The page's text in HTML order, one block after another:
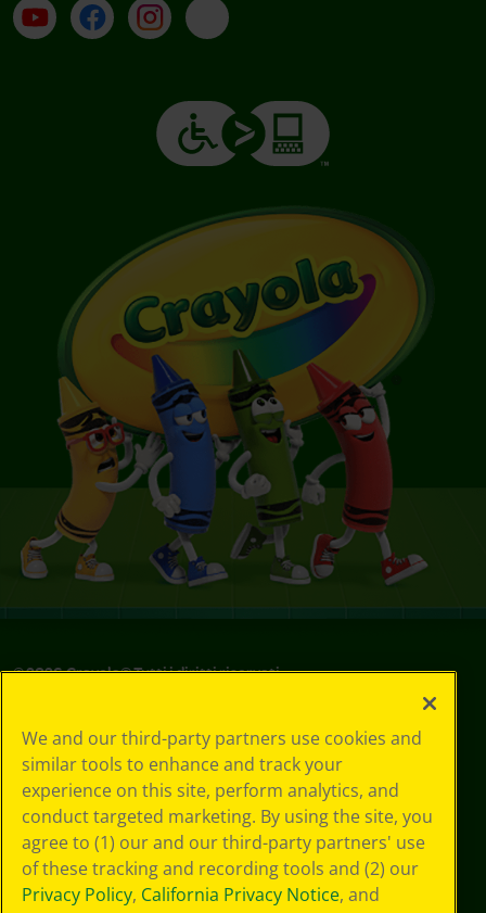
Su YouTube
ContattiProfilo Instagram
Email
©2026Crayola® Tutti i diritti riservati.
in materia di
privacy
Informativa sulla
privacy
Termini SMS
GDPR
Informativa sulla
privacy di CA
We and our third-party partners use cookies and
similar tools to enhance and track your
experience on this site, perform analytics, and
conduct targeted marketing. By using the site, you
agree to (1) our and our third-party partners' use
of these tracking and recording tools and (2) our
Privacy Policy, California Privacy Notice, and